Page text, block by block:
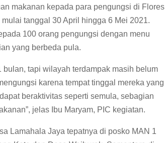
makanan kepada para pengungsi di Flores
tanggal 30 April hingga 6 Mei 2021.
100 orang pengungsi dengan menu
yang berbeda pula.
tapi wilayah terdampak masih belum
karena tempat tinggal mereka yang
beraktivitas seperti semula, sebagian
jelas Ibu Maryam, PIC kegiatan.
Lamahala Jaya tepatnya di posko MAN 1